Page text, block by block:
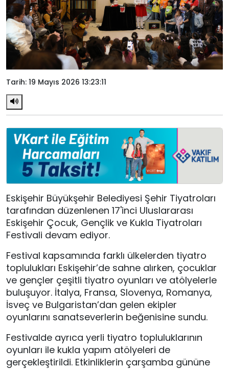
Tarih: 19 Mayıs 2026 13:23:11
Eskişehir Büyükşehir Belediyesi Şehir Tiyatroları
tarafından düzenlenen 17'inci Uluslararası
Eskişehir Çocuk, Gençlik ve Kukla Tiyatroları
Festivali devam ediyor.
Festival kapsamında farklı ülkelerden tiyatro
toplulukları Eskişehir’de sahne alırken, çocuklar
ve gençler çeşitli tiyatro oyunları ve atölyelerle
buluşuyor. İtalya, Fransa, Slovenya, Romanya,
İsveç ve Bulgaristan’dan gelen ekipler
oyunlarını sanatseverlerin beğenisine sundu.
Festivalde ayrıca yerli tiyatro topluluklarının
oyunları ile kukla yapım atölyeleri de
gerçekleştirildi. Etkinliklerin çarşamba gününe